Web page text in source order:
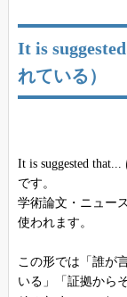
It is
れている）
It is suggested
です。
学術論文・ニュー
使われます。
この形では「誰が
いる」「証拠から